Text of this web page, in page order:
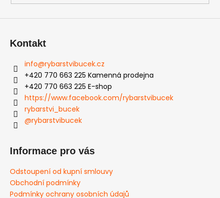
Kontakt
info@rybarstvibucek.cz
+420 770 663 225 Kamenná prodejna
+420 770 663 225 E-shop
https://www.facebook.com/rybarstvibucek
rybarstvi_bucek
@rybarstvibucek
Informace pro vás
Odstoupení od kupní smlouvy
Obchodní podmínky
Podmínky ochrany osobních údajů